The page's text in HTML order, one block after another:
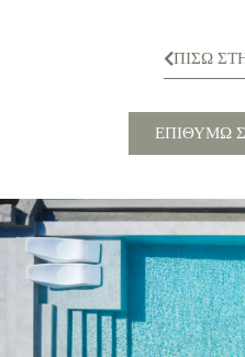
ΠΙΣΩ
ΕΠΙΘΥΜΩ